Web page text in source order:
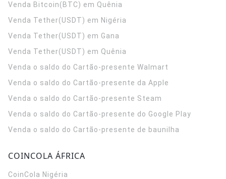
Venda Bitcoin(BTC) em Quênia
Venda Tether(USDT) em Nigéria
Venda Tether(USDT) em Gana
Venda Tether(USDT) em Quênia
Venda o saldo do Cartão-presente Walmart
Venda o saldo do Cartão-presente da Apple
Venda o saldo do Cartão-presente Steam
Venda o saldo do Cartão-presente do Google Play
Venda o saldo do Cartão-presente de baunilha
COINCOLA ÁFRICA
CoinCola Nigéria